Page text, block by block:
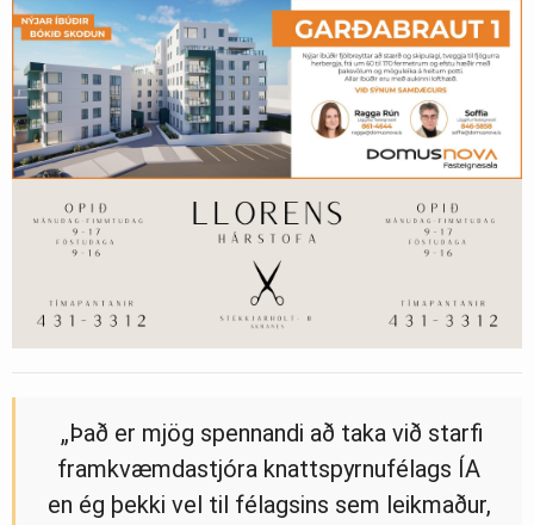
„Það er mjög spennandi að taka við starfi
framkvæmdastjóra knattspyrnufélags ÍA
en ég þekki vel til félagsins sem leikmaður,